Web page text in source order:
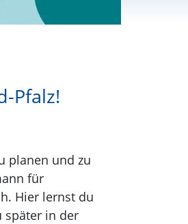
Pfalz!
planen und zu
für
Hier lernst du
später in der